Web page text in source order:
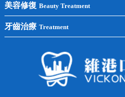
半口種植
全口種植
四環素牙
常見問題
牙齒矯正
兒童矯正
牙列不齊
美容修復 Beauty Treatment
全瓷牙
牙齒治療 Treatment